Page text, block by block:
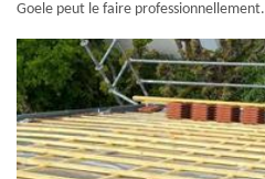
Goele peut le faire professionnellement.